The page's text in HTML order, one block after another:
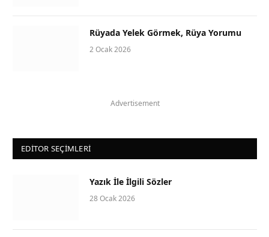
Rüyada Yelek Görmek, Rüya Yorumu
2 Ocak 2026
Advertisement
EDITOR SEÇIMLERI
Yazık İle İlgili Sözler
28 Ocak 2026